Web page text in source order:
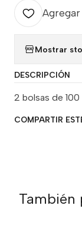
Mostrar
DESCRIPCIÓN
2 bolsas de
COMPARTIR
También